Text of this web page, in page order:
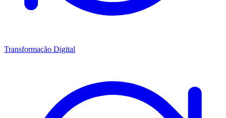
Transformação Digital